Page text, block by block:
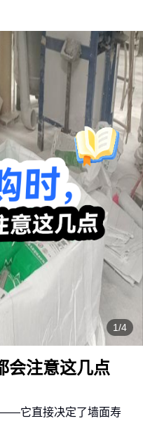
1/4
会注意这几点
它直接决定了墙面寿